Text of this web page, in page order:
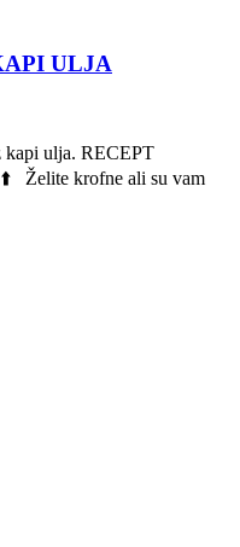
ULJA
kapi ulja. RECEPT
krofne ali su vam